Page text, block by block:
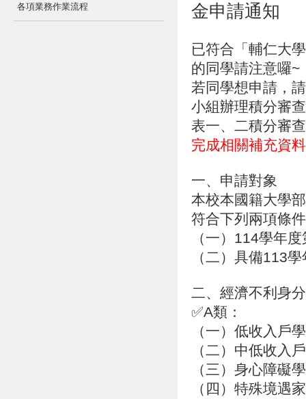
各項業務作業流程
金申請通知
已符合「輔仁大
的同學請注意囉~
若同學想申請，
小組辦理積分審
表一、二積分審
完成相關補充資
一、申請對象
本校本國籍大學
符合下列兩項條
（一）114學年
（二）具備113
二、經濟不利身
✅A類：
（一）低收入戶
（二）中低收入
（三）身心障礙
（四）特殊境遇